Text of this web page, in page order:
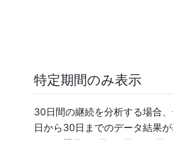
特定期間のみ表示
30日間の継続を分析する場合
日から30日までのデータ結果
だし、翌日、3日、7日、30日